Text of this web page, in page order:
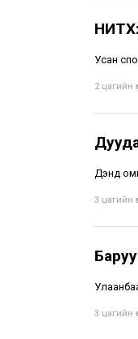
НИТХ:
Усан
2 цагийн
Дэндүү
3 цагийн
3 цагийн